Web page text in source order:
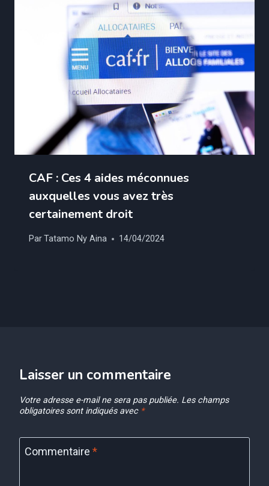
CAF : Ces 4 aides méconnues
auxquelles vous avez très
certainement droit
ParTatamo Ny Aina 14/04/2024
Laisser un commentaire
Votre adresse e-mail ne sera pas publiée. Les champs
obligatoires sont indiqués avec *
Commentaire *